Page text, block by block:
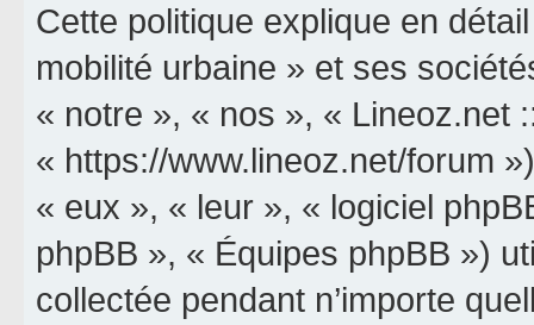
Cette politique explique en
mobilité urbaine » et ses
« notre », « nos », « Lineoz.net
« https://www.lineoz.net/forum
« eux », « leur », « logiciel
phpBB », « Équipes phpBB »)
collectée pendant n’importe